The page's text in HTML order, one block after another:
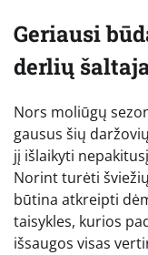
Geriausi
derlių
Nors moliūgų
gausus šių
jį išlaikyti
Norint turėti
būtina atkreipti
taisykles, kurios
išsaugos visas